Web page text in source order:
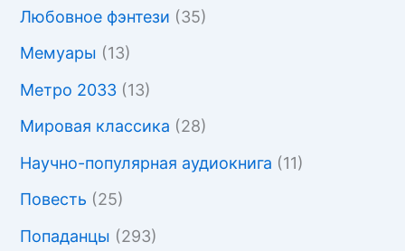
Любовное фэнтези (35)
Мемуары (13)
Метро 2033 (13)
Мировая классика (28)
Научно-популярная аудиокнига (11)
Повесть (25)
Попаданцы (293)